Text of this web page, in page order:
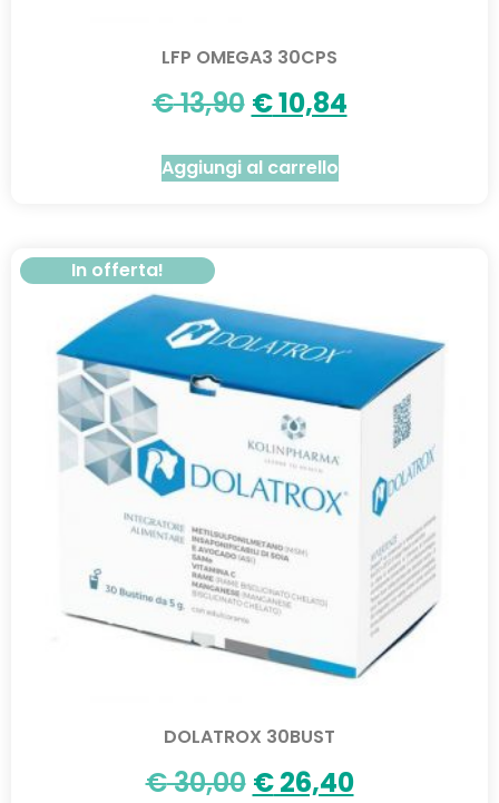
LFP OMEGA3 30CPS
€13,90 €10,84
Aggiungi al carrello
In offerta!
DOLATROX 30BUST
€30,00 €26,40